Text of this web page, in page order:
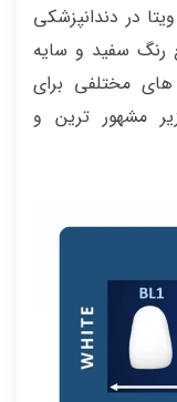
در دندانپزشکی
رنگ سفید و سایه
مختلفی برای
مشهور ترین و